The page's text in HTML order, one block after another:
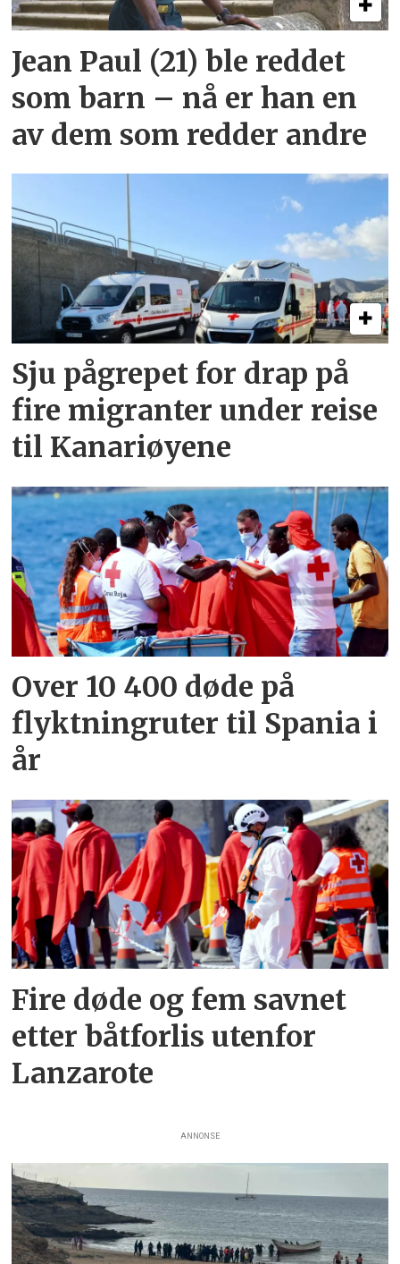
Jean Paul (21) ble reddet
som barn – nå er han en
av dem som redder andre
Sju pågrepet for drap på
fire migranter under reise
til Kanariøyene
Over 10 400 døde på
flyktningruter til Spania i
år
Fire døde og fem savnet
etter båtforlis utenfor
Lanzarote
ANNONSE